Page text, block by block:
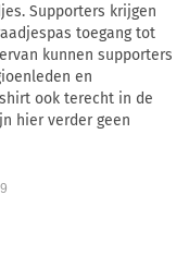
Supporters krijgen
toegang tot
kunnen supporters
en
ook terecht in de
hier verder geen